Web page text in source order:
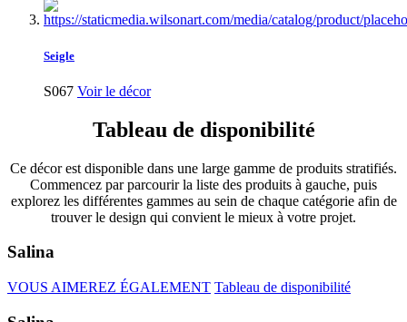
Seigle
S067 Voir le décor
Tableau de disponibilité
Ce décor est disponible dans une large gamme de produits stratifiés.
Commencez par parcourir la liste des produits à gauche, puis
explorez les différentes gammes au sein de chaque catégorie afin de
trouver le design qui convient le mieux à votre projet.
Salina
VOUS AIMEREZ ÉGALEMENT Tableau de disponibilité